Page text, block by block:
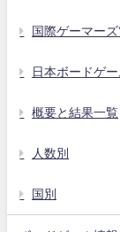
国際ゲーマー
日本ボードゲ
概要と結果一覧
人数別
国別